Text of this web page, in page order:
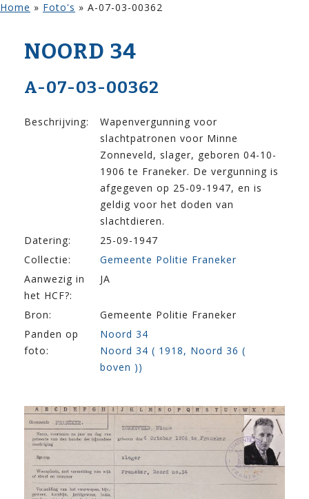
Home » Foto's » A-07-03-00362
NOORD 34
A-07-03-00362
Beschrijving:
Wapenvergunning voor
slachtpatronen voor Minne
Zonneveld, slager, geboren 04-10-
1906 te Franeker. De vergunning is
afgegeven op 25-09-1947, en is
geldig voor het doden van
slachtdieren.
Datering:
25-09-1947
Collectie:
Gemeente Politie Franeker
Aanwezig in
het HCF?:
JA
Bron:
Gemeente Politie Franeker
Panden op
foto:
Noord 34
Noord 34 ( 1918, Noord 36 (
boven ))